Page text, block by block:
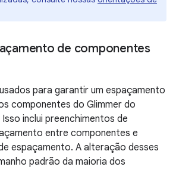
de componentes
para garantir um espaçamento
componentes do Glimmer do
inclui preenchimentos de
entre componentes e
espaçamento. A alteração desses
padrão da maioria dos